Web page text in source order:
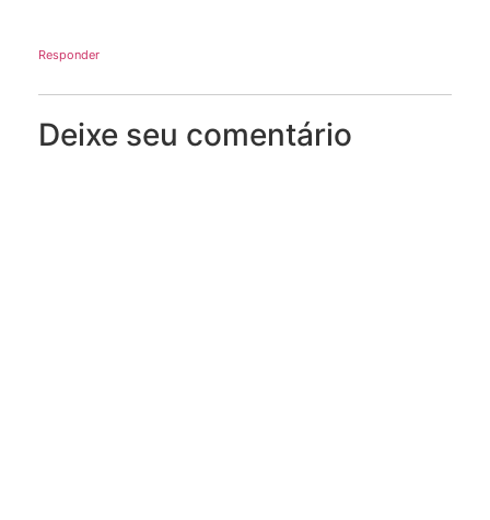
Responder
Deixe seu comentário